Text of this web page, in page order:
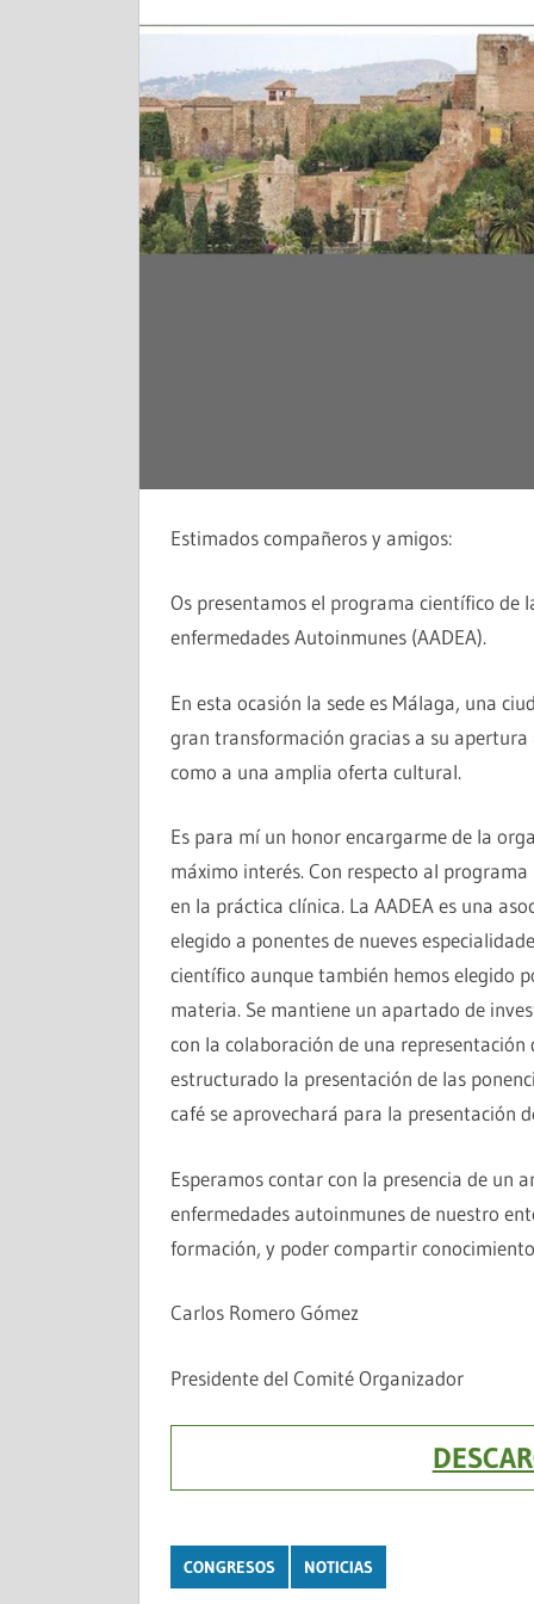
Estimados compañeros y amigos:
Os presentamos el programa científico de
enfermedades Autoinmunes (AADEA).
En esta ocasión la sede es Málaga, una
gran transformación gracias a su
como a una amplia oferta cultural.
Es para mí un honor encargarme de la
máximo interés. Con respecto al
en la práctica clínica. La AADEA es una
elegido a ponentes de nueves
científico aunque también hemos elegido
materia. Se mantiene un apartado de
con la colaboración de una
estructurado la presentación de las
café se aprovechará para la presentación
Esperamos contar con la presencia de un
enfermedades autoinmunes de nuestro
formación, y poder compartir
Carlos Romero Gómez
Presidente del Comité Organizador
CONGRESOS NOTICIAS